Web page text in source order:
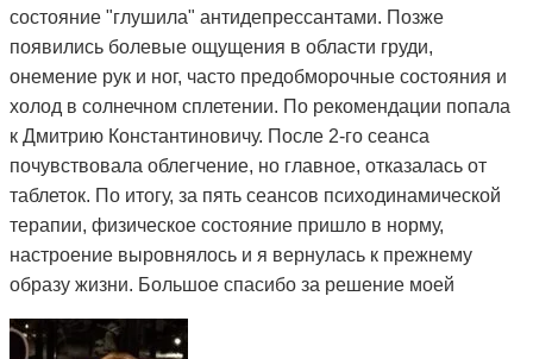
состояние "глушила" антидепрессантами. Позже
появились болевые ощущения в области груди,
онемение рук и ног, часто предобморочные состояния и
холод в солнечном сплетении. По рекомендации попала
к Дмитрию Константиновичу. После 2-го сеанса
почувствовала облегчение, но главное, отказалась от
таблеток. По итогу, за пять сеансов психодинамической
терапии, физическое состояние пришло в норму,
настроение выровнялось и я вернулась к прежнему
образу жизни. Большое спасибо за решение моей
проблемы и деликатный подход.